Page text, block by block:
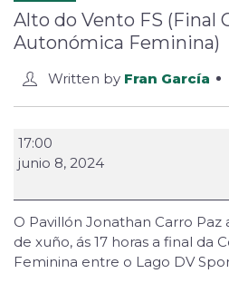
Alto do Vento FS (Final
Autonómica Feminina)
Written by Fran García
17:00
junio 8, 2024
O Pavillón Jonathan Carro
de xuño, ás 17 horas a final da
Feminina entre o Lago DV